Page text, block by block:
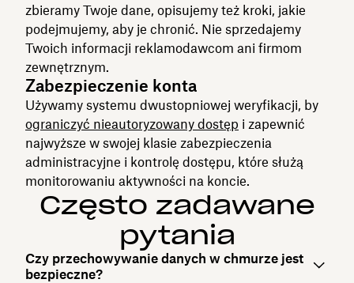
zbieramy Twoje dane, opisujemy też kroki, jakie
podejmujemy, aby je chronić. Nie sprzedajemy
Twoich informacji reklamodawcom ani firmom
zewnętrznym.
Zabezpieczenie konta
Używamy systemu dwustopniowej weryfikacji, by
ograniczyć nieautoryzowany dostęp i zapewnić
najwyższe w swojej klasie zabezpieczenia
administracyjne i kontrolę dostępu, które służą
monitorowaniu aktywności na koncie.
Często zadawane
pytania
Czy przechowywanie danych w chmurze jest
bezpieczne?